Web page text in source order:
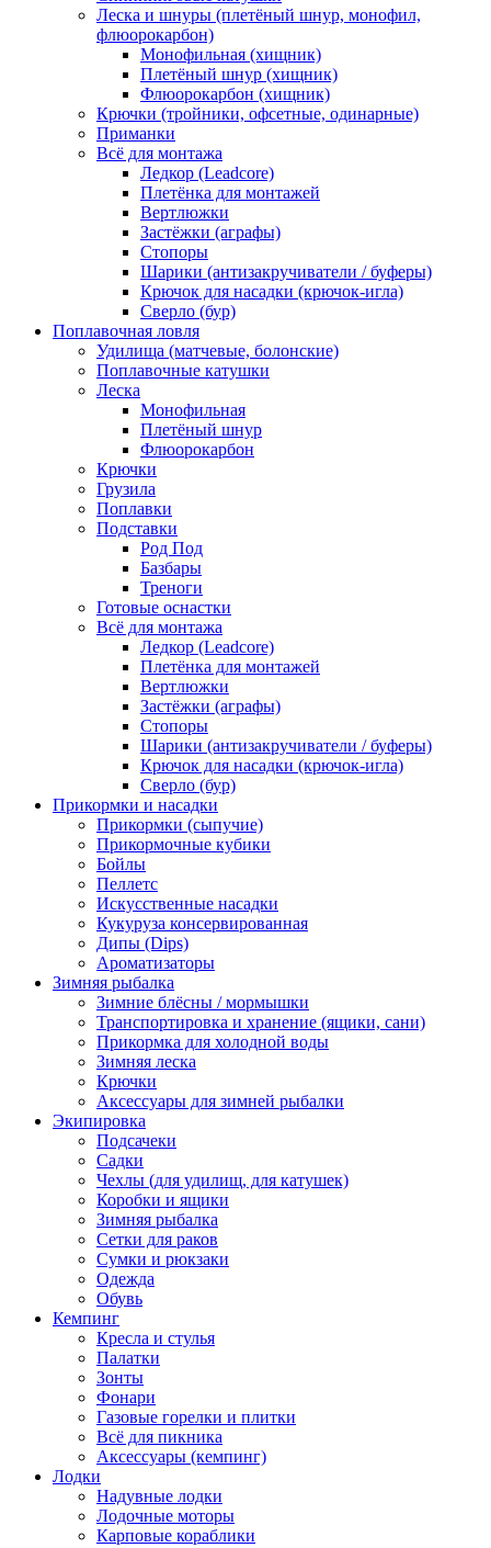
Леска и шнуры (плетёный шнур, монофил,
флюорокарбон)
Монофильная (хищник)
Плетёный шнур (хищник)
Флюорокарбон (хищник)
Крючки (тройники, офсетные, одинарные)
Приманки
Всё для монтажа
Ледкор (Leadcore)
Плетёнка для монтажей
Вертлюжки
Застёжки (аграфы)
Стопоры
Шарики (антизакручиватели / буферы)
Крючок для насадки (крючок-игла)
Сверло (бур)
Поплавочная ловля
Удилища (матчевые, болонские)
Поплавочные катушки
Леска
Монофильная
Плетёный шнур
Флюорокарбон
Крючки
Грузила
Поплавки
Подставки
Род Под
Базбары
Треноги
Готовые оснастки
Всё для монтажа
Ледкор (Leadcore)
Плетёнка для монтажей
Вертлюжки
Застёжки (аграфы)
Стопоры
Шарики (антизакручиватели / буферы)
Крючок для насадки (крючок-игла)
Сверло (бур)
Прикормки и насадки
Прикормки (сыпучие)
Прикормочные кубики
Бойлы
Пеллетс
Искусственные насадки
Кукуруза консервированная
Дипы (Dips)
Ароматизаторы
Зимняя рыбалка
Зимние блёсны / мормышки
Транспортировка и хранение (ящики, сани)
Прикормка для холодной воды
Зимняя леска
Крючки
Аксессуары для зимней рыбалки
Экипировка
Подсачеки
Садки
Чехлы (для удилищ, для катушек)
Коробки и ящики
Зимняя рыбалка
Сетки для раков
Сумки и рюкзаки
Одежда
Обувь
Кемпинг
Кресла и стулья
Палатки
Зонты
Фонари
Газовые горелки и плитки
Всё для пикника
Аксессуары (кемпинг)
Лодки
Надувные лодки
Лодочные моторы
Карповые кораблики